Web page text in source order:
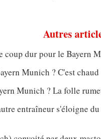
Autres
coup dur pour le Bayern
Munich ? C'est chaud
Munich ? La folle
entraîneur s'éloigne